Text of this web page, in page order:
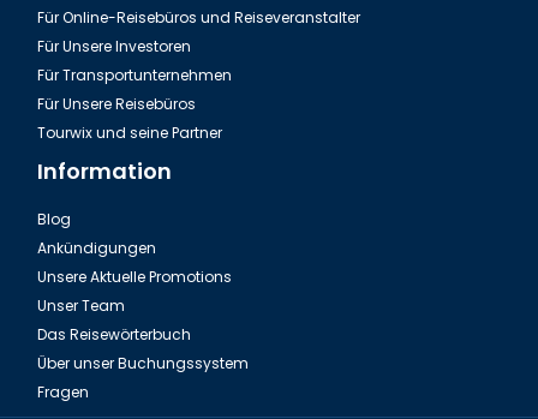
Für Online-Reisebüros und Reiseveranstalter
Für Unsere Investoren
Für Transportunternehmen
Für Unsere Reisebüros
Tourwix und seine Partner
Information
Blog
Ankündigungen
Unsere Aktuelle Promotions
Unser Team
Das Reisewörterbuch
Über unser Buchungssystem
Fragen